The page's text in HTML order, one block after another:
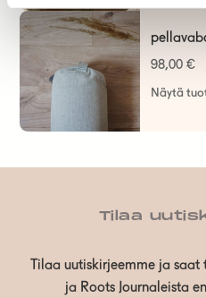
98,00 €
Näytä
Tilaa
Tilaa uutiskirjeemme ja
ja Roots Journaleista